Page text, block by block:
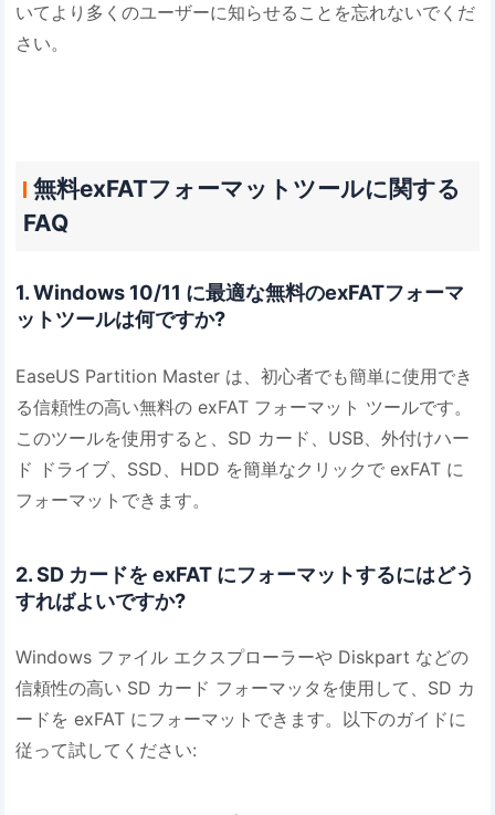
いてより多くのユーザーに知らせることを忘れないでくだ
さい。
無料exFATフォーマットツールに関する
FAQ
1. Windows 10/11 に最適な無料のexFATフォーマ
ットツールは何ですか?
EaseUS Partition Master は、初心者でも簡単に使用でき
る信頼性の高い無料の exFAT フォーマット ツールです。
このツールを使用すると、SD カード、USB、外付けハー
ド ドライブ、SSD、HDD を簡単なクリックで exFAT に
フォーマットできます。
2. SD カードを exFAT にフォーマットするにはどう
すればよいですか?
Windows ファイル エクスプローラーや Diskpart などの
信頼性の高い SD カード フォーマッタを使用して、SD カ
ードを exFAT にフォーマットできます。以下のガイドに
従って試してください: